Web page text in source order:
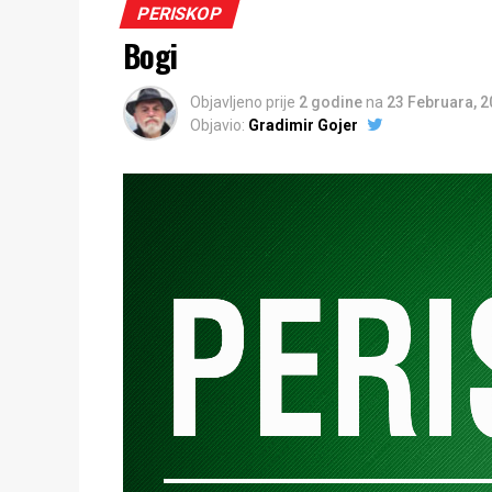
PERISKOP
Bogi
Objavljeno prije 2 godine na 23 Februara,
Objavio: Gradimir Gojer